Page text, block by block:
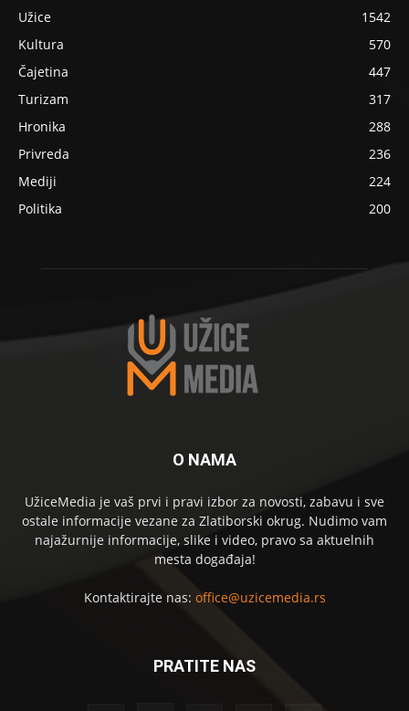
Užice
1542
Kultura
570
Čajetina
447
Turizam
317
Hronika
288
Privreda
236
Mediji
224
Politika
200
O NAMA
UžiceMedia je vaš prvi i pravi izbor za novosti, zabavu i sve
ostale informacije vezane za Zlatiborski okrug. Nudimo vam
najažurnije informacije, slike i video, pravo sa aktuelnih
mesta događaja!
Kontaktirajte nas: office@uzicemedia.rs
PRATITE NAS